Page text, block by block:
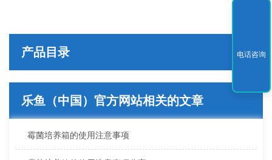
产品目录
乐鱼（中国）官方网站相关的文章
霉菌培养箱的使用注意事项
电话咨询